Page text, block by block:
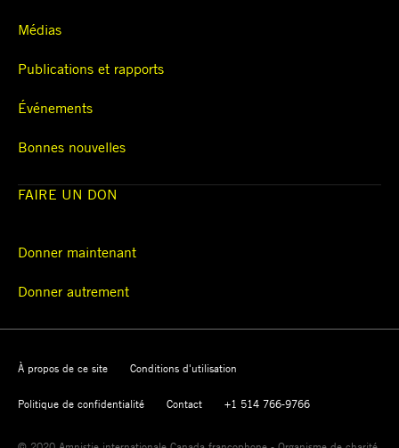
Médias
Publications et rapports
Événements
Bonnes nouvelles
FAIRE UN DON
Donner maintenant
Donner autrement
À propos de ce site Conditions d'utilisation
Politique de confidentialité Contact +1 514 766-9766